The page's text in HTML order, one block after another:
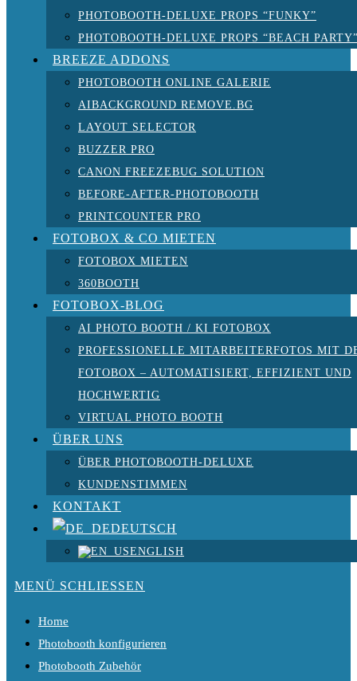
PHOTOBOOTH-DELUXE PROPS “FUNKY”
PHOTOBOOTH-DELUXE PROPS “BEACH
BREEZE ADDONS
PHOTOBOOTH ONLINE GALERIE
AIBACKGROUND REMOVE.BG
LAYOUT SELECTOR
BUZZER PRO
CANON FREEZEBUG SOLUTION
BEFORE-AFTER-PHOTOBOOTH
PRINTCOUNTER PRO
FOTOBOX & CO MIETEN
FOTOBOX MIETEN
360BOOTH
FOTOBOX-BLOG
AI PHOTO BOOTH / KI FOTOBOX
PROFESSIONELLE MITARBEITERFOTOS MIT
FOTOBOX – AUTOMATISIERT, EFFIZIENT UND
HOCHWERTIG
VIRTUAL PHOTO BOOTH
ÜBER UNS
ÜBER PHOTOBOOTH-DELUXE
KUNDENSTIMMEN
KONTAKT
DEUTSCH
ENGLISH
MENÜ SCHLIESSEN
Home
Photobooth konfigurieren
Photobooth Zubehör